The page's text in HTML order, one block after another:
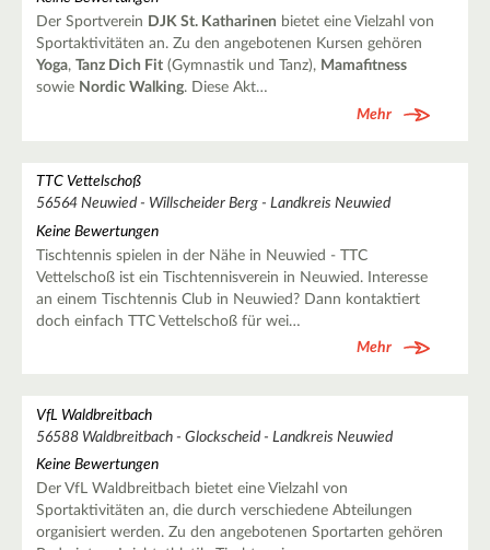
Der Sportverein DJK St. Katharinen bietet eine Vielzahl von
Sportaktivitäten an. Zu den angebotenen Kursen gehören
Yoga, Tanz Dich Fit(Gymnastik und Tanz), Mamafitness
sowie Nordic Walking. Diese Akt…
Mehr
TTC Vettelschoß
56564 Neuwied - Willscheider Berg - Landkreis Neuwied
Keine Bewertungen
Tischtennis spielen in der Nähe in Neuwied - TTC
Vettelschoß ist ein Tischtennisverein in Neuwied. Interesse
an einem Tischtennis Club in Neuwied? Dann kontaktiert
doch einfach TTC Vettelschoß für wei…
Mehr
VfL Waldbreitbach
56588 Waldbreitbach - Glockscheid - Landkreis Neuwied
Keine Bewertungen
Der VfL Waldbreitbach bietet eine Vielzahl von
Sportaktivitäten an, die durch verschiedene Abteilungen
organisiert werden. Zu den angebotenen Sportarten gehören